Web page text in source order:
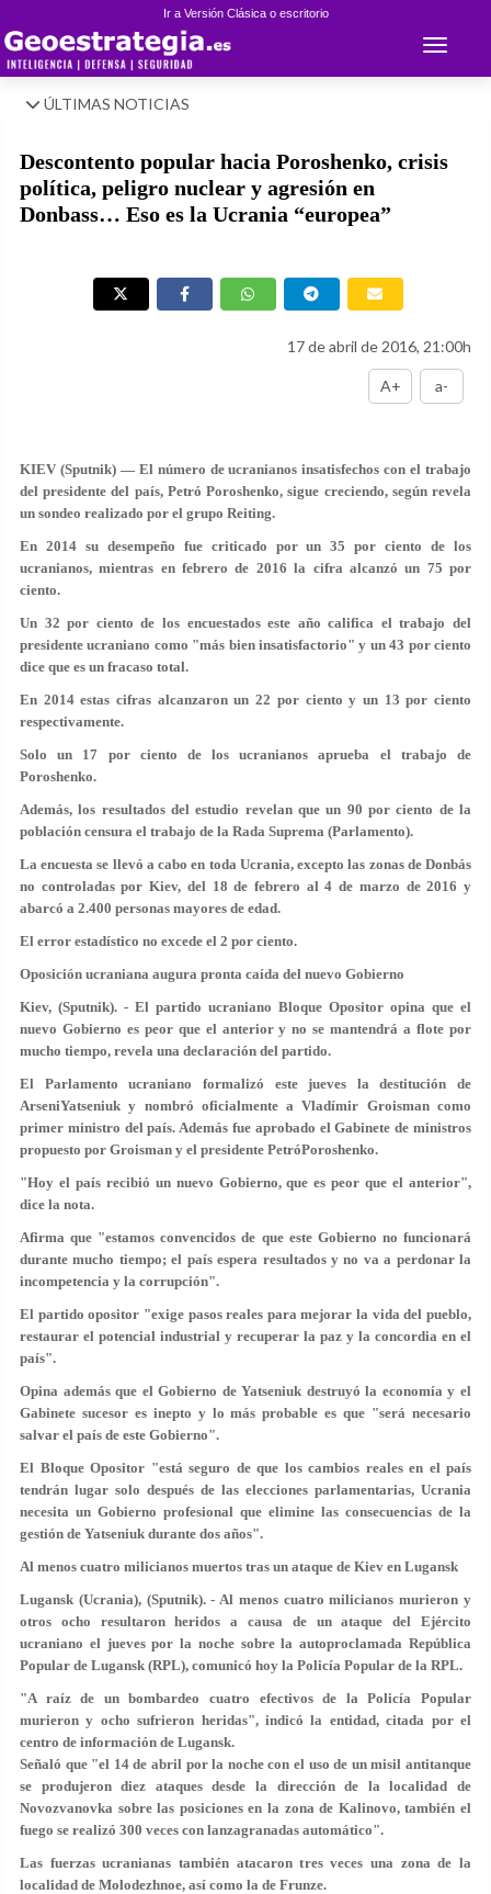
Ir a Versión Clásica o escritorio
Toggle
ÚLTIMAS NOTICIAS
Descontento popular hacia Poroshenko, crisis
política, peligro nuclear y agresión en
Donbass… Eso es la Ucrania “europea”
17 de abril de 2016, 21:00h
A+ a-
KIEV (Sputnik) — El número de ucranianos insatisfechos con el trabajo
del presidente del país, Petró Poroshenko, sigue creciendo, según revela
un sondeo realizado por el grupo Reiting.
En 2014 su desempeño fue criticado por un 35 por ciento de los
ucranianos, mientras en febrero de 2016 la cifra alcanzó un 75 por
ciento.
Un 32 por ciento de los encuestados este año califica el trabajo del
presidente ucraniano como "más bien insatisfactorio" y un 43 por ciento
dice que es un fracaso total.
En 2014 estas cifras alcanzaron un 22 por ciento y un 13 por ciento
respectivamente.
Solo un 17 por ciento de los ucranianos aprueba el trabajo de
Poroshenko.
Además, los resultados del estudio revelan que un 90 por ciento de la
población censura el trabajo de la Rada Suprema (Parlamento).
La encuesta se llevó a cabo en toda Ucrania, excepto las zonas de Donbás
no controladas por Kiev, del 18 de febrero al 4 de marzo de 2016 y
abarcó a 2.400 personas mayores de edad.
El error estadístico no excede el 2 por ciento.
Oposición ucraniana augura pronta caída del nuevo Gobierno
Kiev, (Sputnik). - El partido ucraniano Bloque Opositor opina que el
nuevo Gobierno es peor que el anterior y no se mantendrá a flote por
mucho tiempo, revela una declaración del partido.
El Parlamento ucraniano formalizó este jueves la destitución de
ArseniYatseniuk y nombró oficialmente a Vladímir Groisman como
primer ministro del país. Además fue aprobado el Gabinete de ministros
propuesto por Groisman y el presidente PetróPoroshenko.
"Hoy el país recibió un nuevo Gobierno, que es peor que el anterior",
dice la nota.
Afirma que "estamos convencidos de que este Gobierno no funcionará
durante mucho tiempo; el país espera resultados y no va a perdonar la
incompetencia y la corrupción".
El partido opositor "exige pasos reales para mejorar la vida del pueblo,
restaurar el potencial industrial y recuperar la paz y la concordia en el
país".
Opina además que el Gobierno de Yatseniuk destruyó la economía y el
Gabinete sucesor es inepto y lo más probable es que "será necesario
salvar el país de este Gobierno".
El Bloque Opositor "está seguro de que los cambios reales en el país
tendrán lugar solo después de las elecciones parlamentarias, Ucrania
necesita un Gobierno profesional que elimine las consecuencias de la
gestión de Yatseniuk durante dos años".
Al menos cuatro milicianos muertos tras un ataque de Kiev en Lugansk
Lugansk (Ucrania), (Sputnik). - Al menos cuatro milicianos murieron y
otros ocho resultaron heridos a causa de un ataque del Ejército
ucraniano el jueves por la noche sobre la autoproclamada República
Popular de Lugansk (RPL), comunicó hoy la Policía Popular de la RPL.
"A raíz de un bombardeo cuatro efectivos de la Policía Popular
murieron y ocho sufrieron heridas", indicó la entidad, citada por el
centro de información de Lugansk.
Señaló que "el 14 de abril por la noche con el uso de un misil antitanque
se produjeron diez ataques desde la dirección de la localidad de
Novozvanovka sobre las posiciones en la zona de Kalinovo, también el
fuego se realizó 300 veces con lanzagranadas automático".
Las fuerzas ucranianas también atacaron tres veces una zona de la
localidad de Molodezhnoe, así como la de Frunze.